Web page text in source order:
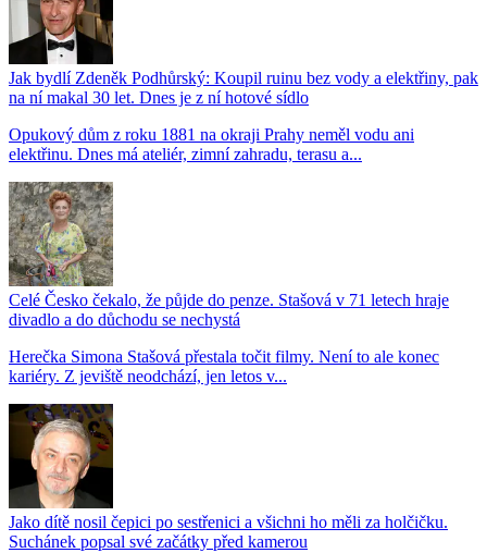
Jak bydlí Zdeněk Podhůrský: Koupil ruinu bez vody a elektřiny, pak
na ní makal 30 let. Dnes je z ní hotové sídlo
Opukový dům z roku 1881 na okraji Prahy neměl vodu ani
elektřinu. Dnes má ateliér, zimní zahradu, terasu a...
Celé Česko čekalo, že půjde do penze. Stašová v 71 letech hraje
divadlo a do důchodu se nechystá
Herečka Simona Stašová přestala točit filmy. Není to ale konec
kariéry. Z jeviště neodchází, jen letos v...
Jako dítě nosil čepici po sestřenici a všichni ho měli za holčičku.
Suchánek popsal své začátky před kamerou